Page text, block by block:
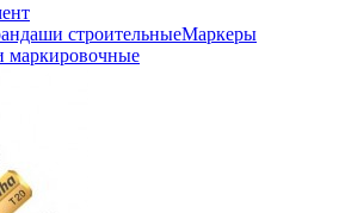
строительныеМаркеры
маркировочные